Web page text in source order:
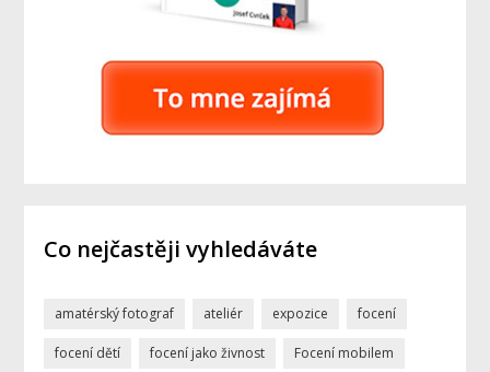
Co nejčastěji vyhledáváte
amatérský fotograf ateliér expozice focení
focení dětí focení jako živnost Focení mobilem